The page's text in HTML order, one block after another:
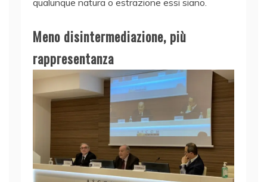
qualunque natura o estrazione essi siano.
Meno disintermediazione, più
rappresentanza